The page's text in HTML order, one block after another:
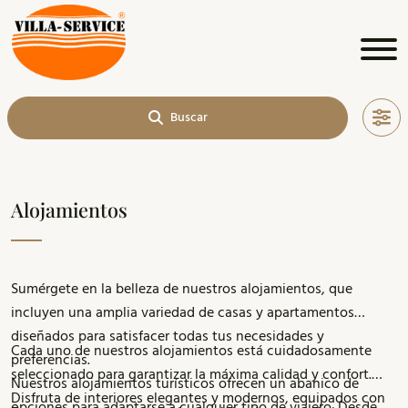
Buscar
Alojamientos
Sumérgete en la belleza de nuestros alojamientos, que
incluyen una amplia variedad de casas y apartamentos
diseñados para satisfacer todas tus necesidades y
preferencias.
Nuestros alojamientos turísticos ofrecen un abanico de
Cada uno de nuestros alojamientos está cuidadosamente
seleccionado para garantizar la máxima calidad y confort.
Disfruta de interiores elegantes y modernos, equipados con